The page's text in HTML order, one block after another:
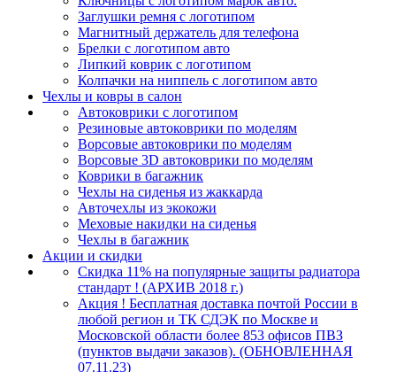
Заглушки ремня с логотипом
Магнитный держатель для телефона
Брелки с логотипом авто
Липкий коврик c логотипом
Колпачки на ниппель с логотипом авто
Чехлы и ковры в салон
Автоковрики с логотипом
Резиновые автоковрики по моделям
Ворсовые автоковрики по моделям
Ворсовые 3D автоковрики по моделям
Коврики в багажник
Чехлы на сиденья из жаккарда
Авточехлы из экокожи
Меховые накидки на сиденья
Чехлы в багажник
Акции и скидки
Скидка 11% на популярные защиты радиатора
стандарт ! (АРХИВ 2018 г.)
Акция ! Бесплатная доставка почтой России в
любой регион и ТК СДЭК по Москве и
Московской области более 853 офисов ПВЗ
(пунктов выдачи заказов). (ОБНОВЛЕННАЯ
07.11.23)